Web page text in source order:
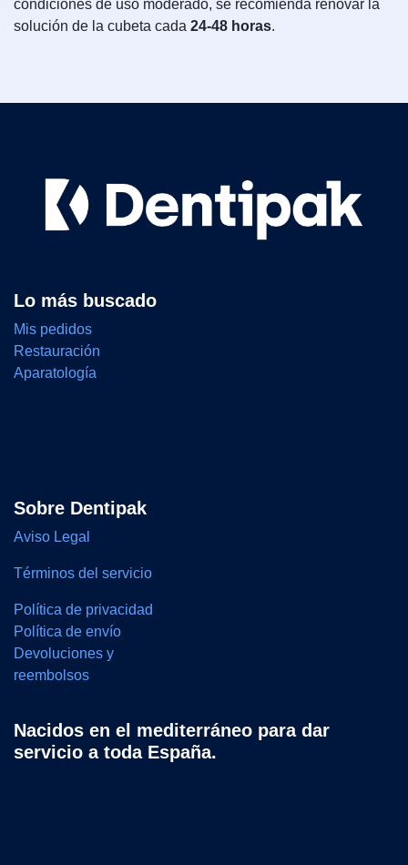
condiciones de uso moderado, se recomienda renovar la
solución de la cubeta cada 24-48 horas.
Lo más buscado
Mis pedidos
Restauración
Aparatología
Sobre Dentipak
Aviso Legal
Términos del servicio
Política de privacidad
Política de envío
Devoluciones y
reembolsos
Nacidos en el mediterráneo para dar
servicio a toda España.